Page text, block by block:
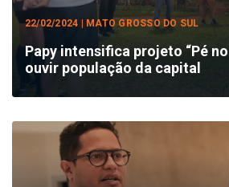
22/02/2024 | MATO GROSSO DO SUL
Papy intensifica projeto “Pé
ouvir população da capital